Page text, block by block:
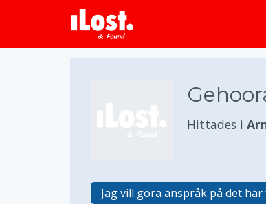
Hittades i
Jag vill göra anspråk på det